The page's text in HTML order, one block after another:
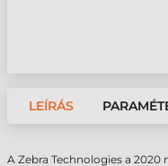
LEÍRÁS
A Zebra Technologies a